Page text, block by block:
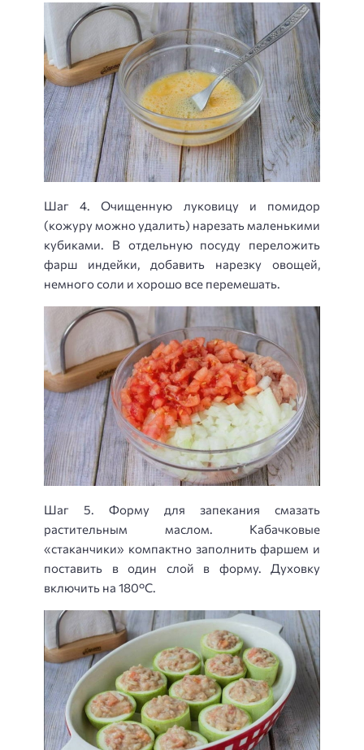
Шаг 4. Очищенную луковицу и помидор
(кожуру можно удалить) нарезать маленькими
кубиками. В отдельную посуду переложить
фарш индейки, добавить нарезку овощей,
немного соли и хорошо все перемешать.
Шаг 5. Форму для запекания смазать
растительным маслом. Кабачковые
«стаканчики» компактно заполнить фаршем и
поставить в один слой в форму. Духовку
включить на 180°С.